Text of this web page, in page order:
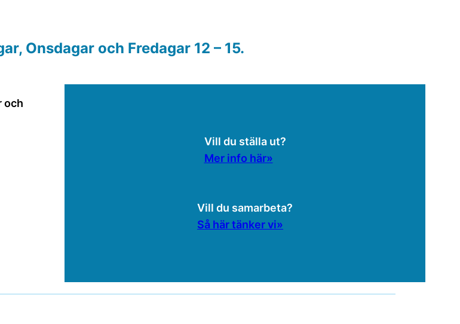
Onsdagar och Fredagar 12 – 15.
och
Vill du ställa ut?
Mer info här»
Vill du samarbeta?
Så här tänker vi»